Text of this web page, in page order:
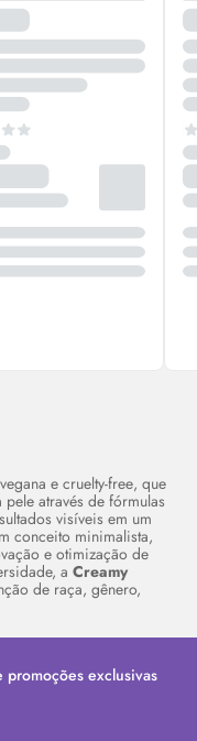
ecruelty-free, que
através de fórmulas
visíveis em um
conceito minimalista,
e otimização de
a Creamy
de raça, gênero,
promoções exclusivas